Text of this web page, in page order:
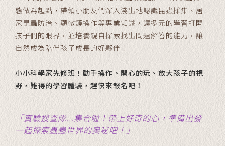
態做為起點，帶領小朋友們深入淺出地認識昆蟲採集、居
家昆蟲防治、顯微鏡操作等專業知識，讓多元的學習打開
孩子們的眼界，並培養親自探索找出問題解答的能力，讓
自然成為陪伴孩子成長的好夥伴！
小小科學家先修班！動手操作、開心的玩、放大孩子的視
野，難得的學習體驗，趕快來報名吧！
「實驗搜查隊...集合啦！帶上好奇的心，準備出發
一起探索蟲蟲世界的奧秘吧！」